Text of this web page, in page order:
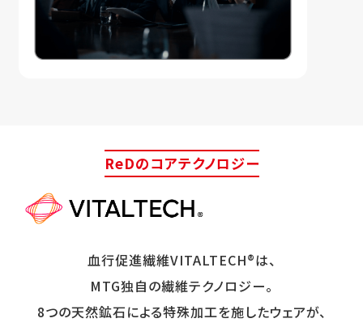
ReDのコアテクノロジー
血行促進繊維VITALTECH®は、
MTG独自の繊維テクノロジー。
8つの天然鉱石による特殊加工を施したウェアが、